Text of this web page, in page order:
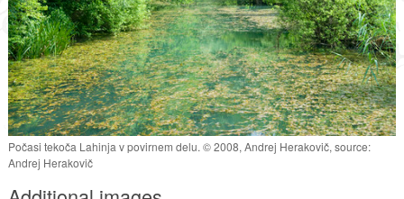
Počasi tekoča Lahinja v povirnem delu. © 2008, Andrej Herakovič, source:
Andrej Herakovič